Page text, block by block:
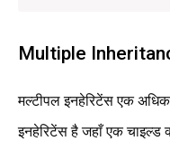
Multiple
मल्टीपल इनहेरिटेंस एक
इनहेरिटेंस है जहाँ एक चाइल्ड